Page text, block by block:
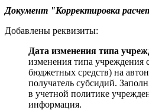
Документ "Корректировка
Добавлены реквизиты:
Дата изменения типа
изменения типа учреждения
бюджетных средств) на
получатель субсидий.
в учетной политике
информация.